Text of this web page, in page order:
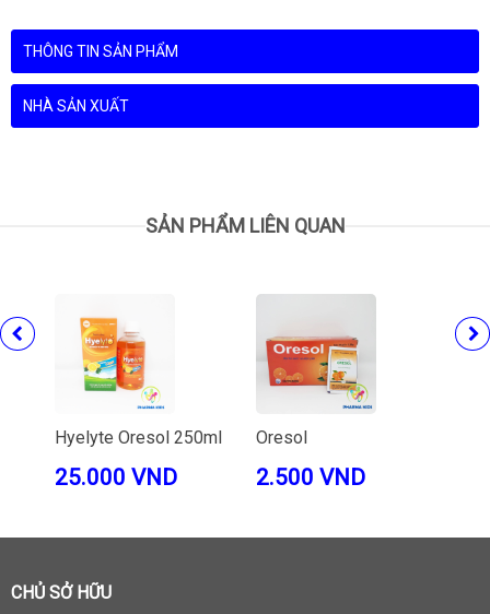
THÔNG TIN SẢN PHẨM
NHÀ SẢN XUẤT
SẢN PHẨM LIÊN QUAN
Hyelyte Oresol 250ml
25.000 VND
Oresol
2.500 VND
CHỦ SỞ HỮU